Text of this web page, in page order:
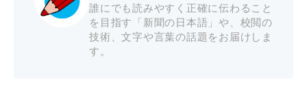
誰にでも読みやすく正確に伝わること
を目指す「新聞の日本語」や、校閲の
技術、文字や言葉の話題をお届けしま
す。